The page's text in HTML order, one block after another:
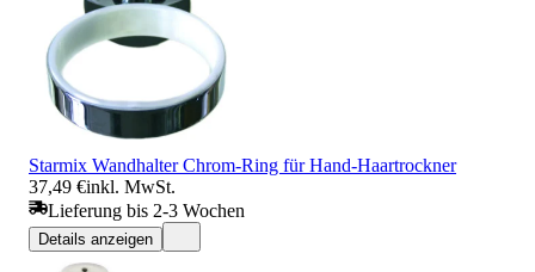
Starmix Wandhalter Chrom-Ring für Hand-Haartrockner
37,49 €inkl. MwSt.
Lieferung bis 2-3 Wochen
Details anzeigen